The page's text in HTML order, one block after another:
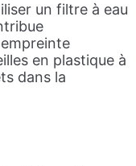
un filtre à eau
en plastique à
dans la